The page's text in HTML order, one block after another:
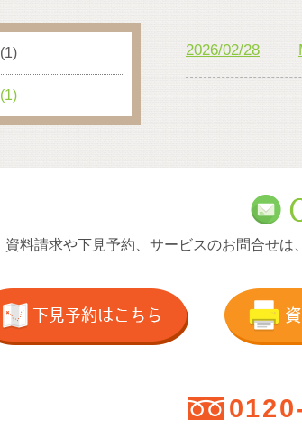
(1)
(1)
2026/02/28
資料請求や下見予約、サービスのお問合せは